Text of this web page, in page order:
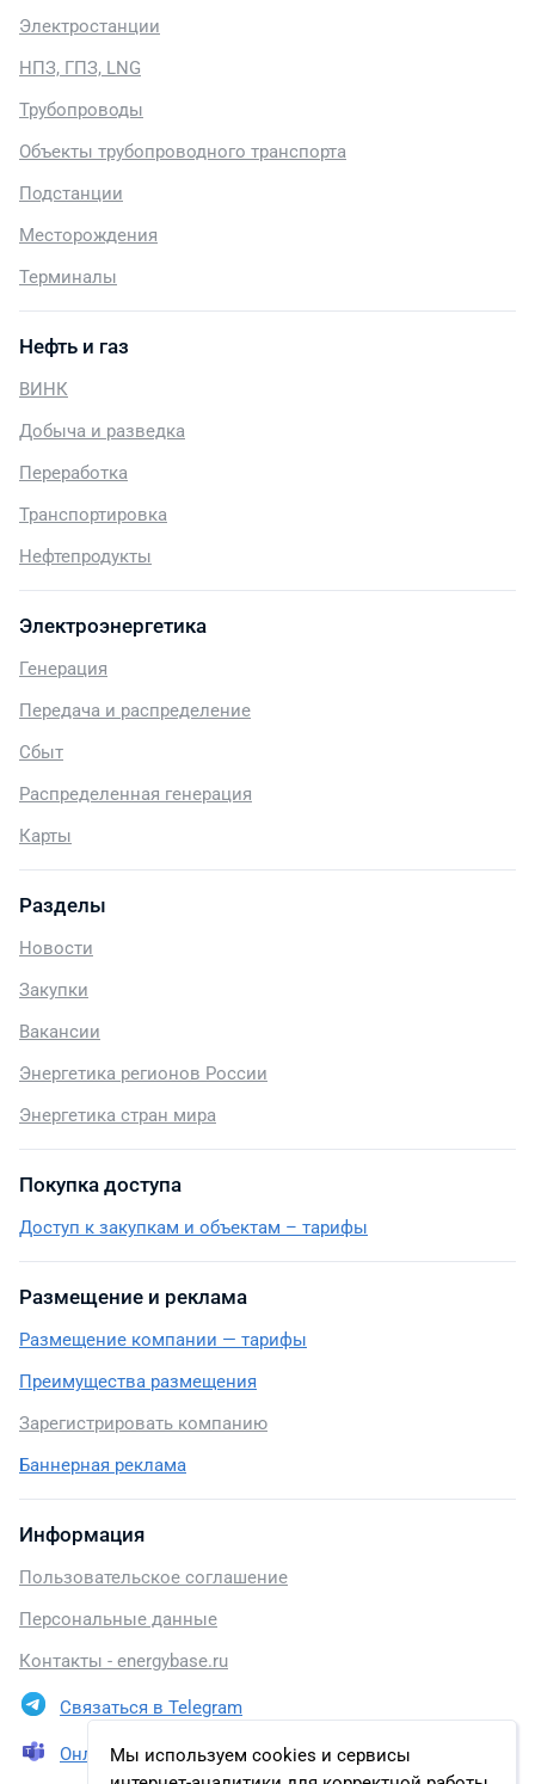
Мы используем cookies и сервисы
Электростанции
НПЗ, ГПЗ, LNG
Трубопроводы
Объекты трубопроводного транспорта
Подстанции
Месторождения
Терминалы
Нефть и газ
ВИНК
Добыча и разведка
Переработка
Транспортировка
Нефтепродукты
Электроэнергетика
Генерация
Передача и распределение
Сбыт
Распределенная генерация
Карты
Разделы
Новости
Закупки
Вакансии
Энергетика регионов России
Энергетика стран мира
Покупка доступа
Доступ к закупкам и объектам – тарифы
Размещение и реклама
Размещение компании — тарифы
Преимущества размещения
Зарегистрировать компанию
Баннерная реклама
Информация
Пользовательское соглашение
Персональные данные
Контакты - energybase.ru
Связаться в Telegram
Онлайн презентация